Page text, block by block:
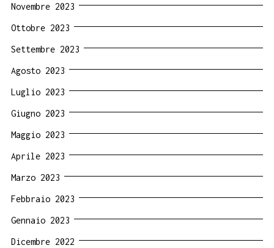
Novembre 2023
Ottobre 2023
Settembre 2023
Agosto 2023
Luglio 2023
Giugno 2023
Maggio 2023
Aprile 2023
Marzo 2023
Febbraio 2023
Gennaio 2023
Dicembre 2022